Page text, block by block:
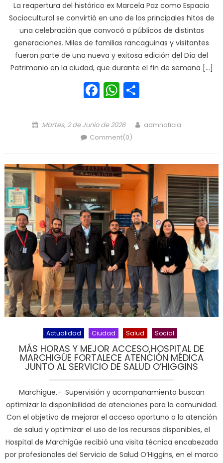
La reapertura del histórico ex Marcela Paz como Espacio
Sociocultural se convirtió en uno de los principales hitos de
una celebración que convocó a públicos de distintas
generaciones. Miles de familias rancagüinas y visitantes
fueron parte de una nueva y exitosa edición del Día del
Patrimonio en la ciudad, que durante el fin de semana […]
Facebook
WhatsApp
Posted on
Martes, 2 de Junio de 2026 Author
admnoticia
Comment(0)
Actualidad Ciudad Salud Social
MÁS HORAS Y MEJOR ACCESO,HOSPITAL DE
MARCHIGÜE FORTALECE ATENCIÓN MÉDICA
JUNTO AL SERVICIO DE SALUD O’HIGGINS
Marchigue.- Supervisión y acompañamiento buscan
optimizar la disponibilidad de atenciones para la comunidad.
Con el objetivo de mejorar el acceso oportuno a la atención
de salud y optimizar el uso de los recursos disponibles, el
Hospital de Marchigüe recibió una visita técnica encabezada
por profesionales del Servicio de Salud O’Higgins, en el marco